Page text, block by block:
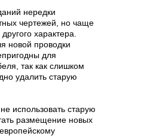
нередки
чертежей, но чаще
характера.
новой проводки
для
так как слишком
удалить старую
использовать старую
размещение новых